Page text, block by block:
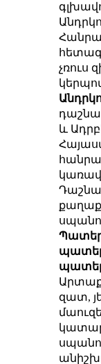
չռուս
և
զատ,